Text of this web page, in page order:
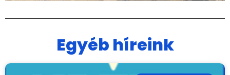
Egyéb híreink